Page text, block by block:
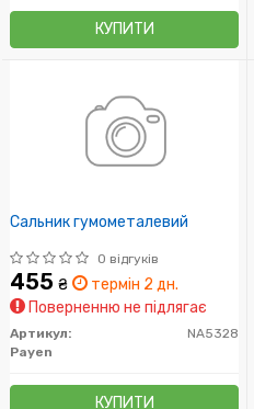
КУПИТИ
Сальник гумометалевий
0 відгуків
455 ₴
термін 2 дн.
Поверненню не підлягає
Артикул:
NA5328
Payen
КУПИТИ